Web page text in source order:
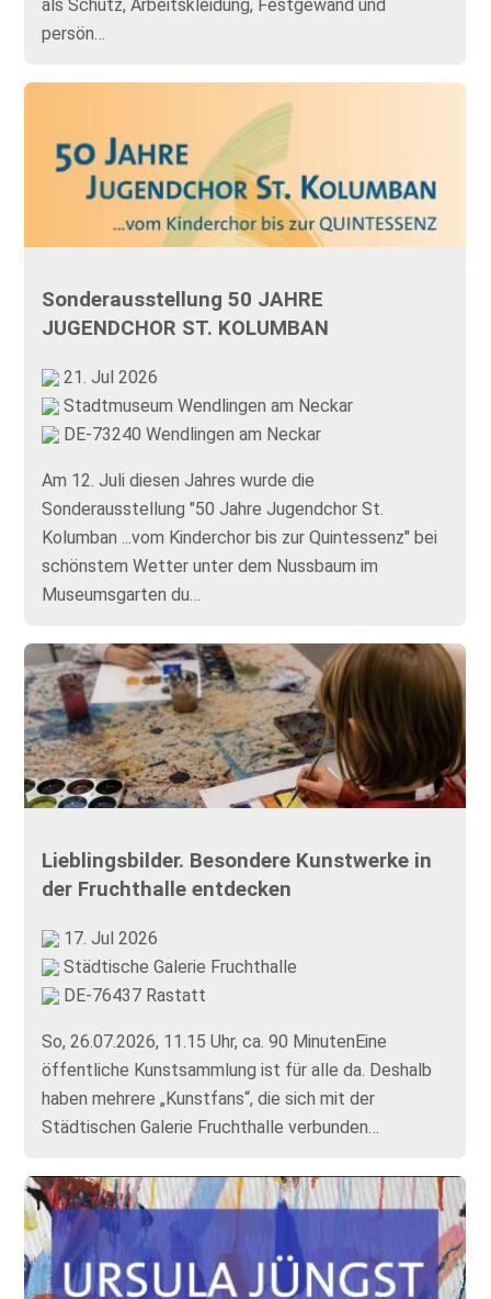
als Schutz, Arbeitskleidung, Festgewand und
persön…
Sonderausstellung 50 JAHRE
JUGENDCHOR ST. KOLUMBAN
21. Jul 2026
Stadtmuseum Wendlingen am Neckar
DE-73240 Wendlingen am Neckar
Am 12. Juli diesen Jahres wurde die
Sonderausstellung "50 Jahre Jugendchor St.
Kolumban ...vom Kinderchor bis zur Quintessenz" bei
schönstem Wetter unter dem Nussbaum im
Museumsgarten du…
Lieblingsbilder. Besondere Kunstwerke in
der Fruchthalle entdecken
17. Jul 2026
Städtische Galerie Fruchthalle
DE-76437 Rastatt
So, 26.07.2026, 11.15 Uhr, ca. 90 MinutenEine
öffentliche Kunstsammlung ist für alle da. Deshalb
haben mehrere „Kunstfans“, die sich mit der
Städtischen Galerie Fruchthalle verbunden…